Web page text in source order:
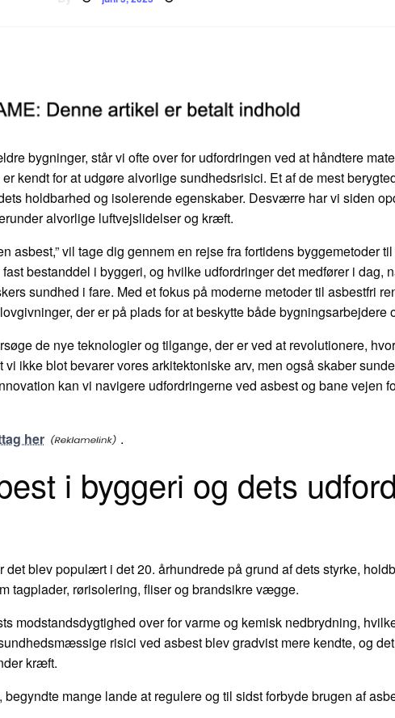
on
bygninger, står vi ofte over for udfordringen ved at håndtere
kendt for at udgøre alvorlige sundhedsrisici. Et af de mest
holdbarhed og isolerende egenskaber. Desværre har vi siden
alvorlige luftvejslidelser og kræft.
asbest,” vil tage dig gennem en rejse fra fortidens byggemetoder
bestanddel i byggeri, og hvilke udfordringer det medfører i dag,
sundhed i fare. Med et fokus på moderne metoder til asbestfri
der er på plads for at beskytte både bygningsarbejdere
de nye teknologier og tilgange, der er ved at revolutionere,
ikke blot bevarer vores arkitektoniske arv, men også skaber
kan vi navigere udfordringerne ved asbest og bane vejen
her .
i byggeri og dets
blev populært i det 20. århundrede på grund af dets styrke,
tagplader, rørisolering, fliser og brandsikre vægge.
modstandsdygtighed over for varme og kemisk nedbrydning,
risici ved asbest blev gradvist mere kendte, og
kræft.
mange lande at regulere og til sidst forbyde brugen af